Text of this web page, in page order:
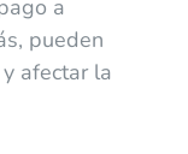
a
pueden
afectar la